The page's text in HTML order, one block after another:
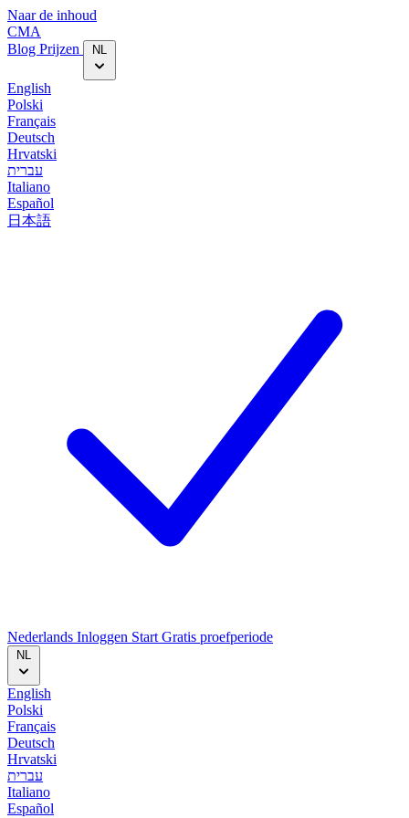
Naar de inhoud
CMA
Blog‎ Prijzen NL
English
Polski
Français
Deutsch
Hrvatski
עברית
Italiano
Español
日本語
Nederlands Inloggen Start Gratis proefperiode
NL
English
Polski
Français
Deutsch
Hrvatski
עברית
Italiano
Español